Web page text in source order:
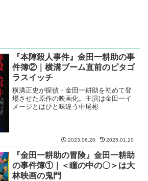
『本陣殺人事件』金田一耕助の事
件簿②｜横溝ブーム直前のピタゴ
ラスイッチ
横溝正史が探偵・金田一耕助を初めて登
場させた原作の映画化。主演は金田一イ
メージとはひと味違う中尾彬
2023.06.20 2025.01.20
『金田一耕助の冒険』金田一耕助
の事件簿①｜＜瞳の中の〇＞は大
林映画の鬼門